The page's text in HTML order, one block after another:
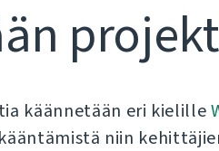
käännetään eri kielille
niin